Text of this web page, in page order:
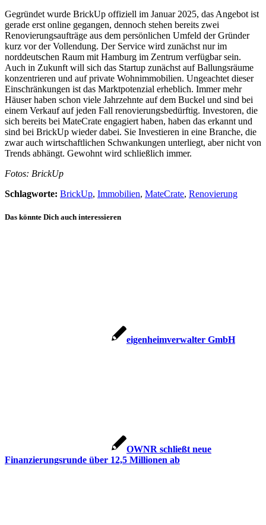
Gegründet wurde BrickUp offiziell im Januar 2025, das Angebot ist
gerade erst online gegangen, dennoch stehen bereits zwei
Renovierungsaufträge aus dem persönlichen Umfeld der Gründer
kurz vor der Vollendung. Der Service wird zunächst nur im
norddeutschen Raum mit Hamburg im Zentrum verfügbar sein.
Auch in Zukunft will sich das Startup zunächst auf Ballungsräume
konzentrieren und auf private Wohnimmobilien. Ungeachtet dieser
Einschränkungen ist das Marktpotenzial erheblich. Immer mehr
Häuser haben schon viele Jahrzehnte auf dem Buckel und sind bei
einem Verkauf auf jeden Fall renovierungsbedürftig. Investoren, die
sich bereits bei MateCrate engagiert haben, haben das erkannt und
sind bei BrickUp wieder dabei. Sie Investieren in eine Branche, die
zwar auch wirtschaftlichen Schwankungen unterliegt, aber nicht von
Trends abhängt. Gewohnt wird schließlich immer.
Fotos: BrickUp
Schlagworte: BrickUp, Immobilien, MateCrate, Renovierung
Das könnte Dich auch interessieren
eigenheimverwalter GmbH
OWNR schließt neue
Finanzierungsrunde über 12,5 Millionen ab